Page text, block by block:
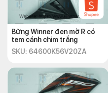
Bững Winner đen mờ R có
tem cánh chim trắng
SKU: 64600K56V20ZA